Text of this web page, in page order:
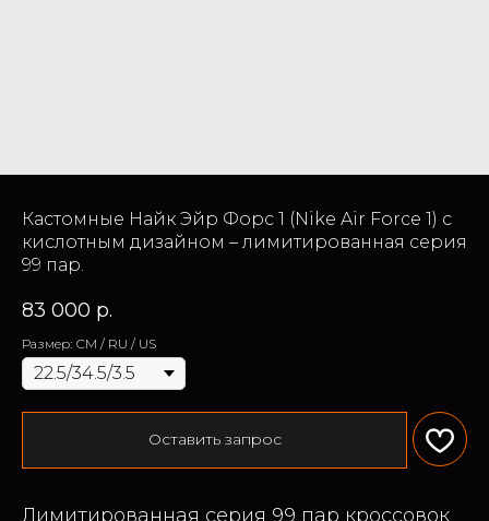
Кастомные Найк Эйр Форс 1 (Nike Air Force 1) с
кислотным дизайном – лимитированная серия
99 пар.
83 000 р.
Размер: СМ / RU / US
Оставить запрос
Лимитированная серия 99 пар кроссовок